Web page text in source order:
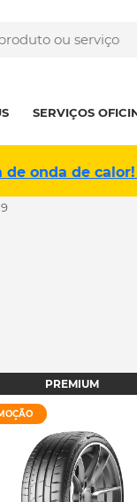
SERVIÇOS
de onda de
PREMIUM